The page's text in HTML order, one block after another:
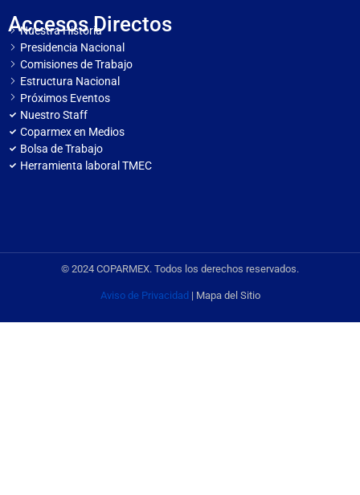
Accesos Directos
Nuestra Historia
Presidencia Nacional
Comisiones de Trabajo
Estructura Nacional
Próximos Eventos
Nuestro Staff
Coparmex en Medios
Bolsa de Trabajo
Herramienta laboral TMEC
© 2024 COPARMEX. Todos los derechos reservados.
Aviso de Privacidad| Mapa del Sitio